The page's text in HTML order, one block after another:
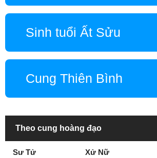
Sinh tuổi Ất Sửu
Cung Thiên Bình
Theo cung hoàng đạo
Sư Tử Xử Nữ